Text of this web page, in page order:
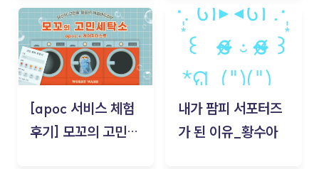
김태현
[apoc 서비스 체험
후기] 모꼬의 고민세
내가 팜피 서포터즈
가 된 이유_황수아